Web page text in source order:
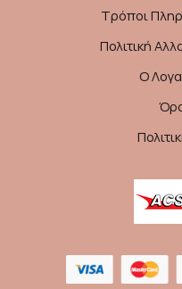
Τρόποι
Πολιτική
Ο